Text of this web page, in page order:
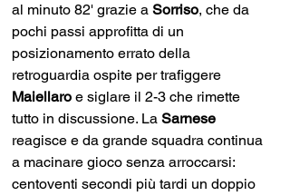
al minuto 82' grazie a Sorriso, che da
pochi passi approfitta di un
posizionamento errato della
retroguardia ospite per trafiggere
Maiellaro e siglare il 2-3 che rimette
tutto in discussione. La Sarnese
reagisce e da grande squadra continua
a macinare gioco senza arroccarsi:
centoventi secondi più tardi un doppio